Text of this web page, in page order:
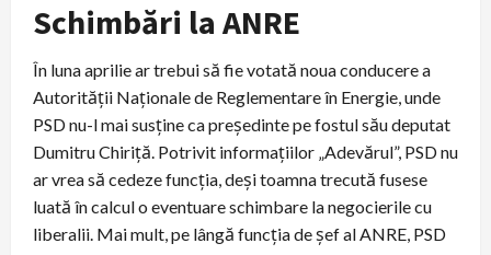
Schimbări la ANRE
În luna aprilie ar trebui să fie votată noua conducere a
Autorității Naționale de Reglementare în Energie, unde
PSD nu-l mai susține ca președinte pe fostul său deputat
Dumitru Chiriță. Potrivit informațiilor „Adevărul”, PSD nu
ar vrea să cedeze funcția, deși toamna trecută fusese
luată în calcul o eventuare schimbare la negocierile cu
liberalii. Mai mult, pe lângă funcția de șef al ANRE, PSD